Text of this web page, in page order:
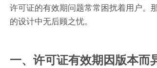
许可证的有效期问题常常困扰着用户。
的设计中无后顾之忧。
一、许可证有效期因版本而